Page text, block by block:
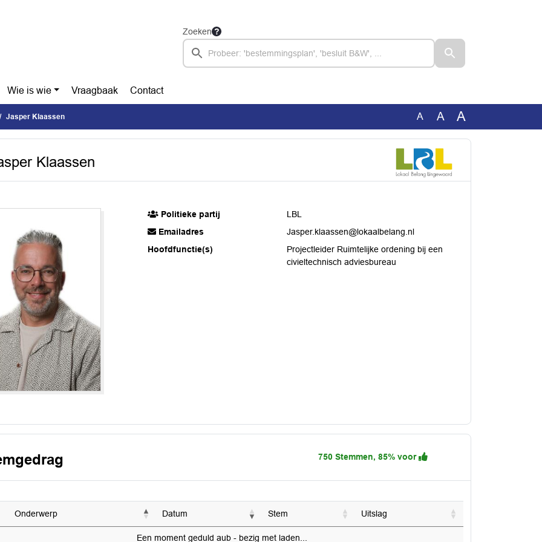
Zoeken
Wie is wie Vraagbaak Contact
Jasper Klaassen A A A
Klaassen
Politieke partij
LBL
Emailadres
Jasper.klaassen@lokaalbelang.nl
Hoofdfunctie(s)
Projectleider Ruimtelijke ordening bij een
civieltechnisch adviesbureau
750 Stemmen, 85% voor
Onderwerp Datum Stem Uitslag
Een moment geduld aub - bezig met laden...